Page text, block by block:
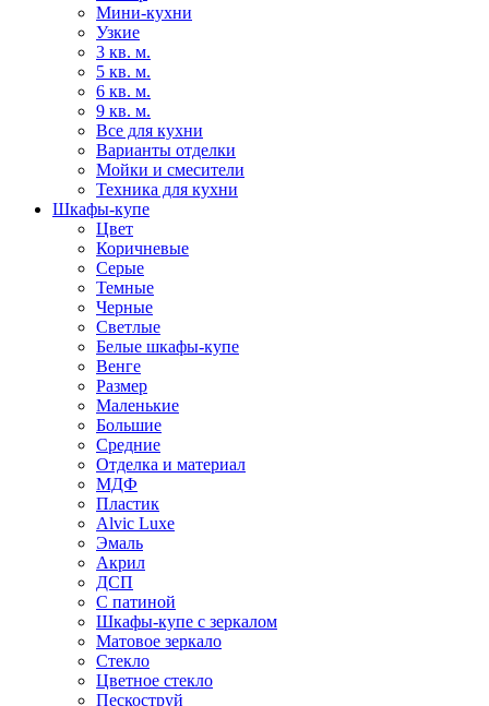
Мини-кухни
Узкие
3 кв. м.
5 кв. м.
6 кв. м.
9 кв. м.
Все для кухни
Варианты отделки
Мойки и смесители
Техника для кухни
Шкафы-купе
Цвет
Коричневые
Серые
Темные
Черные
Светлые
Белые шкафы-купе
Венге
Размер
Маленькие
Большие
Средние
Отделка и материал
МДФ
Пластик
Alvic Luxe
Эмаль
Акрил
ДСП
С патиной
Шкафы-купе с зеркалом
Матовое зеркало
Стекло
Цветное стекло
Пескоструй